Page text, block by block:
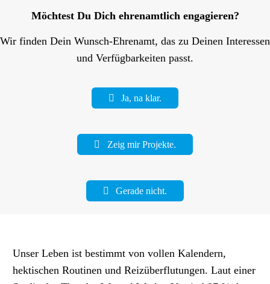
Möchtest Du Dich ehrenamtlich engagieren?
Wir finden Dein Wunsch-Ehrenamt, das zu Deinen Interessen
und Verfügbarkeiten passt.
Ja, na klar.
Zeig mir Projekte.
Gerade nicht.
Unser Leben ist bestimmt von vollen Kalendern,
hektischen Routinen und Reizüberflutungen. Laut einer